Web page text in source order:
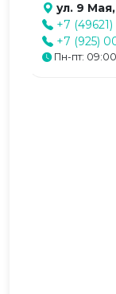
ул. 9
+7
+7 (925)
Пн-пт: